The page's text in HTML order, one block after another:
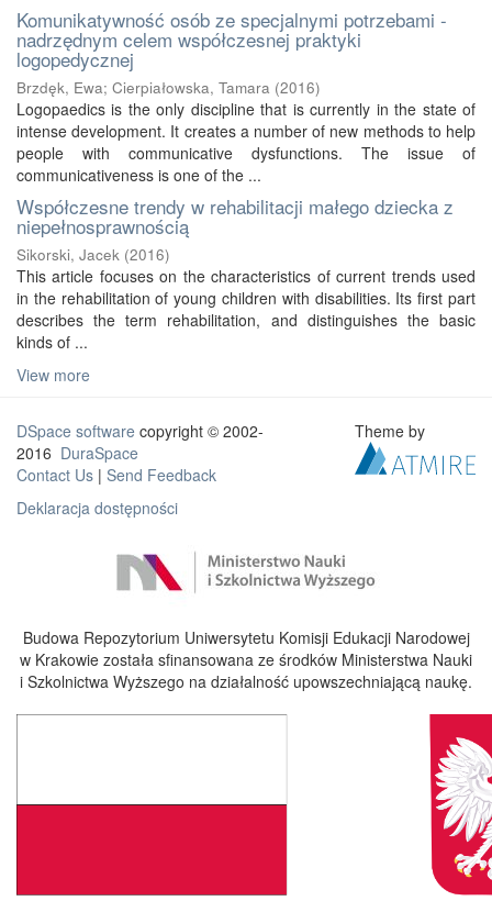
Komunikatywność osób ze specjalnymi potrzebami -
nadrzędnym celem współczesnej praktyki
logopedycznej
Brzdęk, Ewa; Cierpiałowska, Tamara (2016)
Logopaedics is the only discipline that is currently in the state of
intense development. It creates a number of new methods to help
people with communicative dysfunctions. The issue of
communicativeness is one of the ...
Współczesne trendy w rehabilitacji małego dziecka z
niepełnosprawnością
Sikorski, Jacek (2016)
This article focuses on the characteristics of current trends used
in the rehabilitation of young children with disabilities. Its first part
describes the term rehabilitation, and distinguishes the basic
kinds of ...
View more
DSpace software copyright © 2002-
2016 DuraSpace
Contact Us | Send Feedback
Deklaracja dostępności
Theme by
Budowa Repozytorium Uniwersytetu Komisji Edukacji Narodowej
w Krakowie została sfinansowana ze środków Ministerstwa Nauki
i Szkolnictwa Wyższego na działalność upowszechniającą naukę.